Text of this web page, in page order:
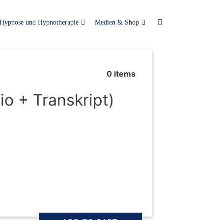
Hypnose und Hypnotherapie Medien & Shop
0items
+ Transkript)